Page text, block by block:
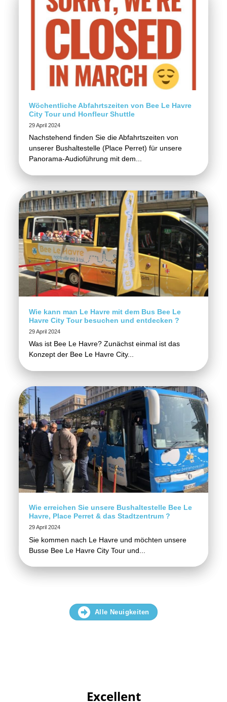
Wöchentliche Abfahrtszeiten von Bee Le Havre
City Tour und Honfleur Shuttle
29 April 2024
Nachstehend finden Sie die Abfahrtszeiten von
unserer Bushaltestelle (Place Perret) für unsere
Panorama-Audioführung mit dem...
Wie kann man Le Havre mit dem Bus Bee Le
Havre City Tour besuchen und entdecken ?
29 April 2024
Was ist Bee Le Havre? Zunächst einmal ist das
Konzept der Bee Le Havre City...
Wie erreichen Sie unsere Bushaltestelle Bee Le
Havre, Place Perret & das Stadtzentrum ?
29 April 2024
Sie kommen nach Le Havre und möchten unsere
Busse Bee Le Havre City Tour und...
Alle Neuigkeiten
Excellent